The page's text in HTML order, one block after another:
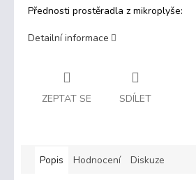
Přednosti prostěradla z mikroplyše:
Detailní informace
ZEPTAT SE SDÍLET
Popis Hodnocení Diskuze